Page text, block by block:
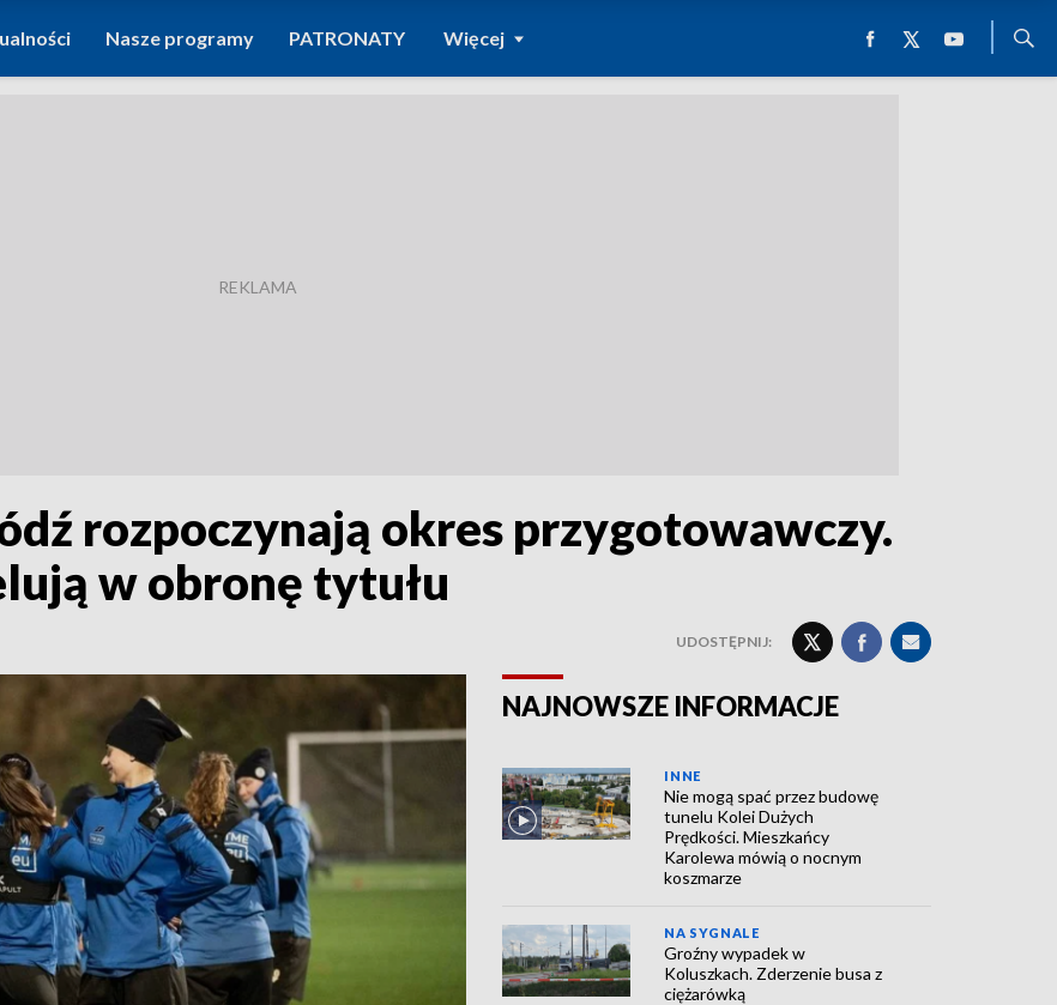
Nasze programy PATRONATY Więcej
rozpoczynają okres przygotowawczy.
w obronę tytułu
UDOSTĘPNIJ:
NAJNOWSZE INFORMACJE
INNE
Nie mogą spać przez budowę
tunelu Kolei Dużych
Prędkości. Mieszkańcy
Karolewa mówią o nocnym
koszmarze
NA SYGNALE
Groźny wypadek w
Koluszkach. Zderzenie busa z
ciężarówką